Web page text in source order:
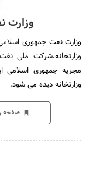
وزارت
وزارتخانه،شرکت ملی
وزارتخانه دیده می شود.
صفحه